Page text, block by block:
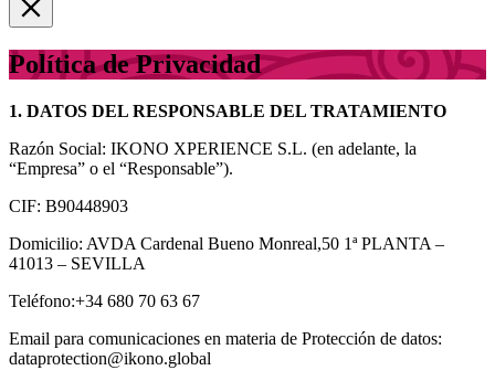
Política de Privacidad
1. DATOS DEL RESPONSABLE DEL TRATAMIENTO
Razón Social: IKONO XPERIENCE S.L. (en adelante, la
“Empresa” o el “Responsable”).
CIF: B90448903
Domicilio: AVDA Cardenal Bueno Monreal,50 1ª PLANTA –
41013 – SEVILLA
Teléfono:+34 680 70 63 67
Email para comunicaciones en materia de Protección de datos:
dataprotection@ikono.global